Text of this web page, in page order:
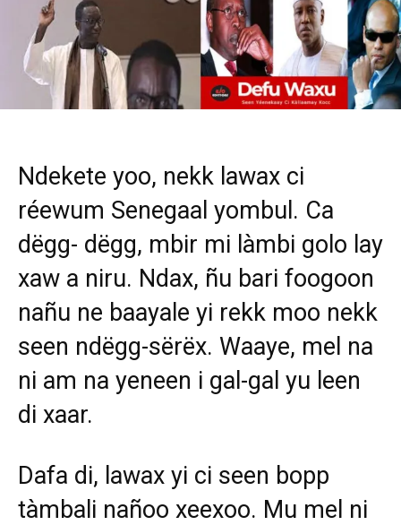
Ndekete yoo, nekk lawax ci
réewum Senegaal yombul. Ca
dëgg- dëgg, mbir mi làmbi golo lay
xaw a niru. Ndax, ñu bari foogoon
nañu ne baayale yi rekk moo nekk
seen ndëgg-sërëx. Waaye, mel na
ni am na yeneen i gal-gal yu leen
di xaar.
Dafa di, lawax yi ci seen bopp
tàmbali nañoo xeexoo. Mu mel ni